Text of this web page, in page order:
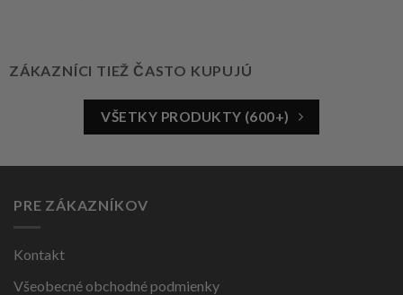
ZÁKAZNÍCI TIEŽ ČASTO KUPUJÚ
VŠETKY PRODUKTY (600+)
PRE ZÁKAZNÍKOV
Kontakt
Všeobecné obchodné podmienky